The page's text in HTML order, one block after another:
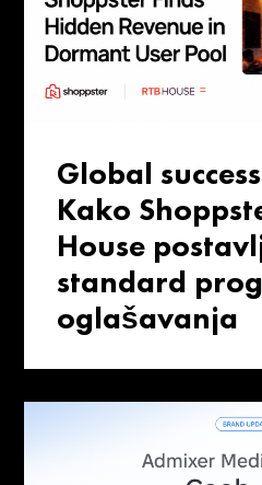
Global
Kako
House
standard
oglašavanja